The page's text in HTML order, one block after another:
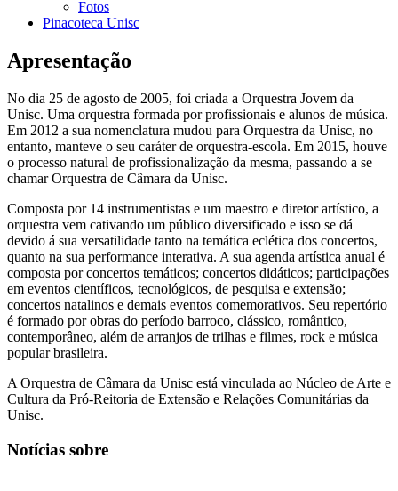
Fotos
Pinacoteca Unisc
Apresentação
No dia 25 de agosto de 2005, foi criada a Orquestra Jovem da
Unisc. Uma orquestra formada por profissionais e alunos de música.
Em 2012 a sua nomenclatura mudou para Orquestra da Unisc, no
entanto, manteve o seu caráter de orquestra-escola. Em 2015, houve
o processo natural de profissionalização da mesma, passando a se
chamar Orquestra de Câmara da Unisc.
Composta por 14 instrumentistas e um maestro e diretor artístico, a
orquestra vem cativando um público diversificado e isso se dá
devido á sua versatilidade tanto na temática eclética dos concertos,
quanto na sua performance interativa. A sua agenda artística anual é
composta por concertos temáticos; concertos didáticos; participações
em eventos científicos, tecnológicos, de pesquisa e extensão;
concertos natalinos e demais eventos comemorativos. Seu repertório
é formado por obras do período barroco, clássico, romântico,
contemporâneo, além de arranjos de trilhas e filmes, rock e música
popular brasileira.
A Orquestra de Câmara da Unisc está vinculada ao Núcleo de Arte e
Cultura da Pró-Reitoria de Extensão e Relações Comunitárias da
Unisc.
Notícias sobre